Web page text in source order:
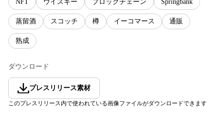
NFT ウイスキー ブロックチェーン Springbank
蒸留酒 スコッチ 樽 イーコマース 通販
熟成
ダウンロード
プレスリリース素材
このプレスリリース内で使われている画像ファイルがダウンロードできます